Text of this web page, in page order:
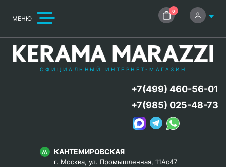
МЕНЮ
0
ОФИЦИАЛЬНЫЙ ИНТЕРНЕТ-МАГАЗИН
КАНТЕМИРОВСКАЯ
г. Москва, ул. Промышленная, 11Ас47
+7(499) 460-56-01
+7(985) 025-48-73